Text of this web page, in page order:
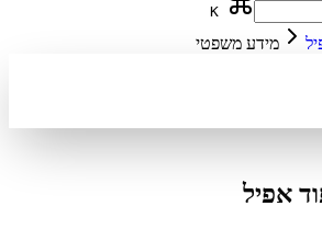
מידע משפטי
אפיל